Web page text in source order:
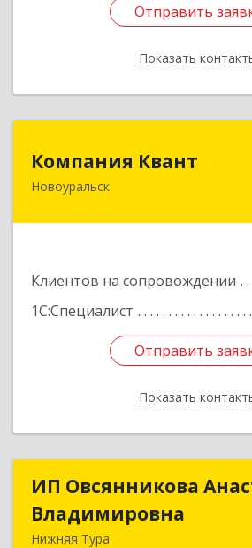
Отправить
Показать
Отправить
Назад
Компания Квант
Новоуральск
Клиентов на сопровождении
1С:Специалист
Отправить
Показать
624130, Свердловская
Отправить
Назад
ИП Овсянникова
Владимировна
Нижняя Тура
ИП Овсянникова